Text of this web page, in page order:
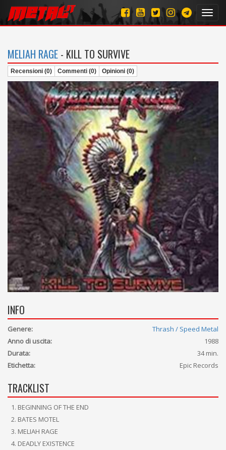
MELIAH RAGE - KILL TO SURVIVE
Recensioni (0) Commenti (0) Opinioni (0)
INFO
Genere:
Thrash / Speed Metal
Anno di uscita:
1988
Durata:
34 min.
Etichetta:
Epic Records
TRACKLIST
BEGINNING OF THE END
BATES MOTEL
MELIAH RAGE
DEADLY EXISTENCE